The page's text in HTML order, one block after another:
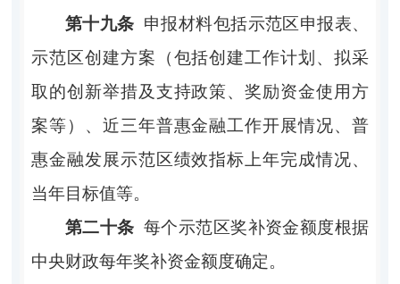
第十九条 申报材料包括示范区申报表、
示范区创建方案（包括创建工作计划、拟采
取的创新举措及支持政策、奖励资金使用方
案等）、近三年普惠金融工作开展情况、普
惠金融发展示范区绩效指标上年完成情况、
当年目标值等。
第二十条 每个示范区奖补资金额度根据
中央财政每年奖补资金额度确定。